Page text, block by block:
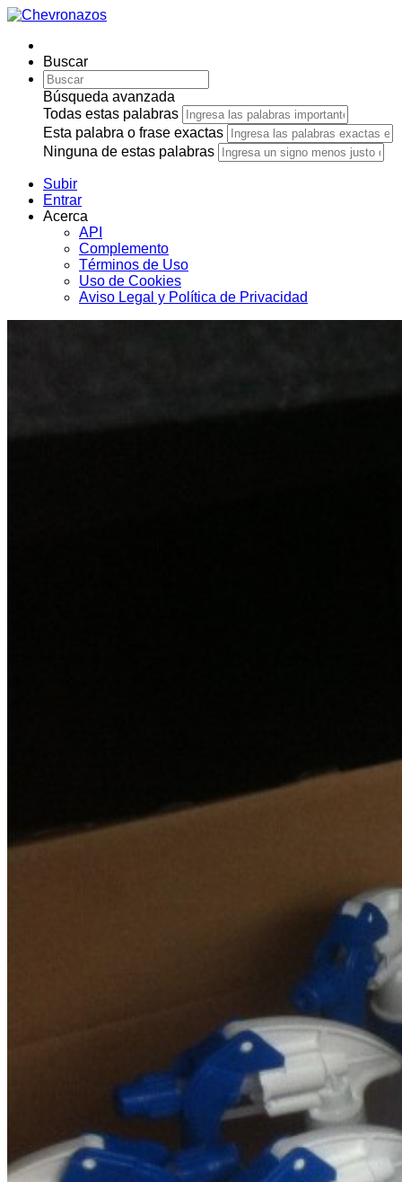
Buscar
Búsqueda avanzada
Todas estas palabras
Esta palabra o frase exactas
Ninguna de estas palabras
Subir
Entrar
Acerca
API
Complemento
Términos de Uso
Uso de Cookies
Aviso Legal y Política de Privacidad